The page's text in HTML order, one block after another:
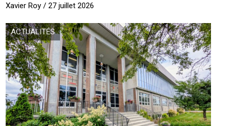
Xavier Roy / 27 juillet 2026
ACTUALITÉS